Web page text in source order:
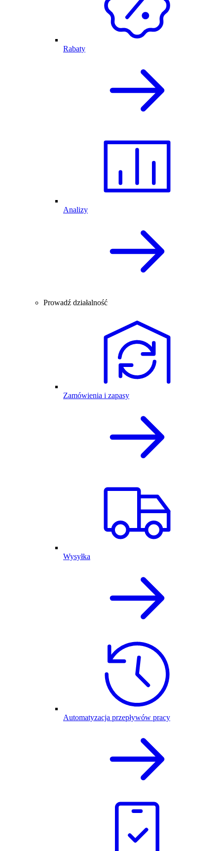
Rabaty
Analizy
Prowadź działalność
Zamówienia i zapasy
Wysyłka
Automatyzacja przepływów pracy